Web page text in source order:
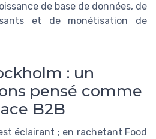
de base de données, de
et de monétisation de
: un
pensé comme
B2B
éclairant ; en rachetant Food